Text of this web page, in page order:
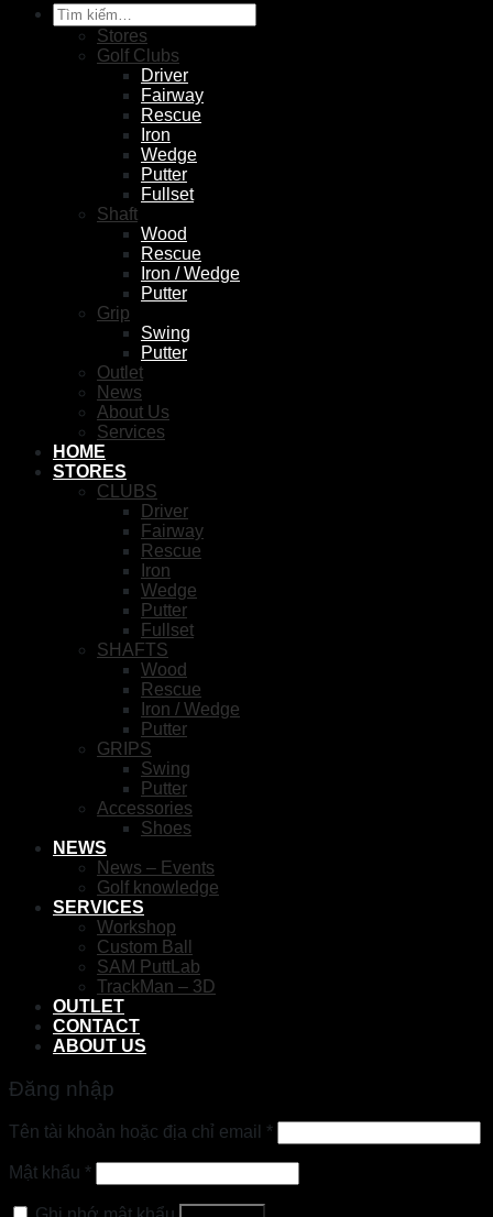
Tìm
kiếm: Stores
Golf Clubs
Driver
Fairway
Rescue
Iron
Wedge
Putter
Fullset
Shaft
Wood
Rescue
Iron / Wedge
Putter
Grip
Swing
Putter
Outlet
News
About Us
Services
HOME
STORES
CLUBS
Driver
Fairway
Rescue
Iron
Wedge
Putter
Fullset
SHAFTS
Wood
Rescue
Iron / Wedge
Putter
GRIPS
Swing
Putter
Accessories
Shoes
NEWS
News – Events
Golf knowledge
SERVICES
Workshop
Custom Ball
SAM PuttLab
TrackMan – 3D
OUTLET
CONTACT
ABOUT US
Đăng nhập
Tên tài khoản hoặc địa chỉ email *
Mật khẩu *